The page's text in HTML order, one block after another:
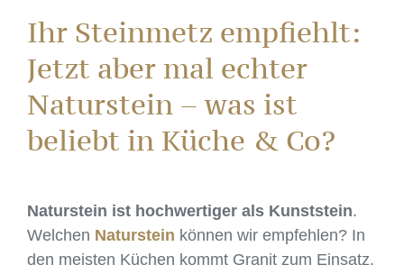
Ihr Steinmetz empfiehlt:
Jetzt aber mal echter
Naturstein – was ist
beliebt in Küche & Co?
Naturstein ist hochwertiger als Kunststein.
Welchen Naturstein können wir empfehlen? In
den meisten Küchen kommt Granit zum Einsatz.